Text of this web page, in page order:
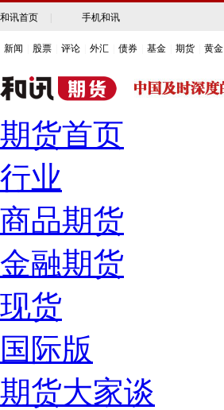
和讯首页 手机和讯
新闻 股票 评论 外汇 债券 基金 期货 黄金
期货首页
行业
商品期货
金融期货
现货
国际版
期货大家谈